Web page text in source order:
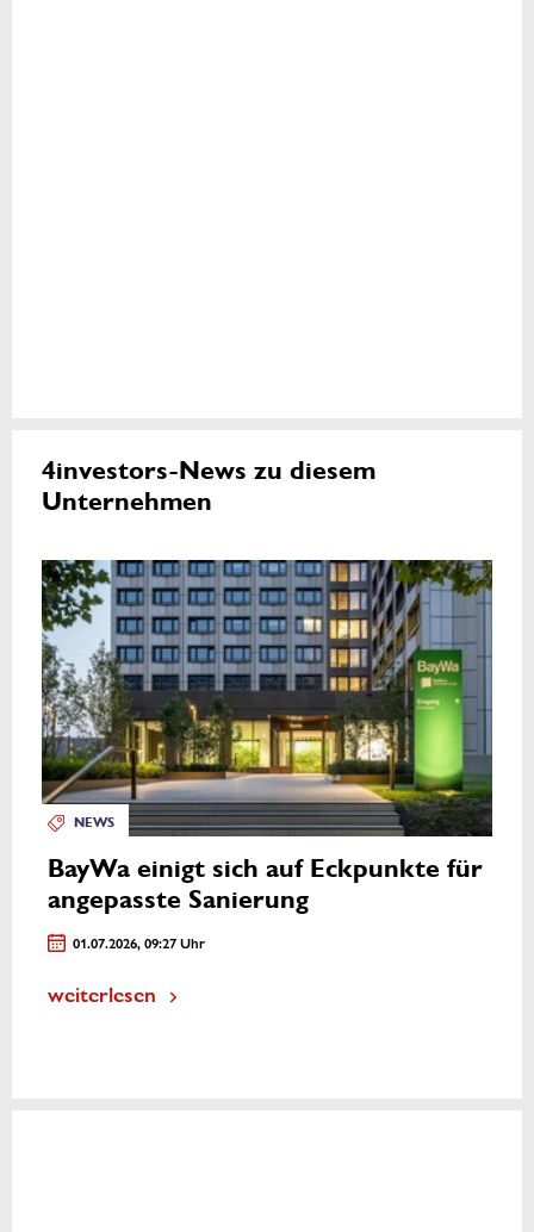
4investors-News zu diesem
Unternehmen
NEWS
BayWa einigt sich auf Eckpunkte für
angepasste Sanierung
01.07.2026, 09:27 Uhr
weiterlesen